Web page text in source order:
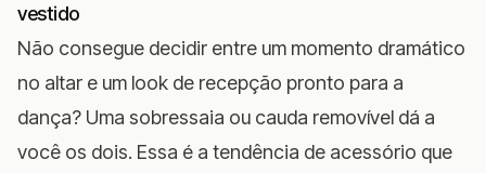
vestido
Não consegue decidir entre um momento dramático
no altar e um look de recepção pronto para a
dança? Uma sobressaia ou cauda removível dá a
você os dois. Essa é a tendência de acessório que